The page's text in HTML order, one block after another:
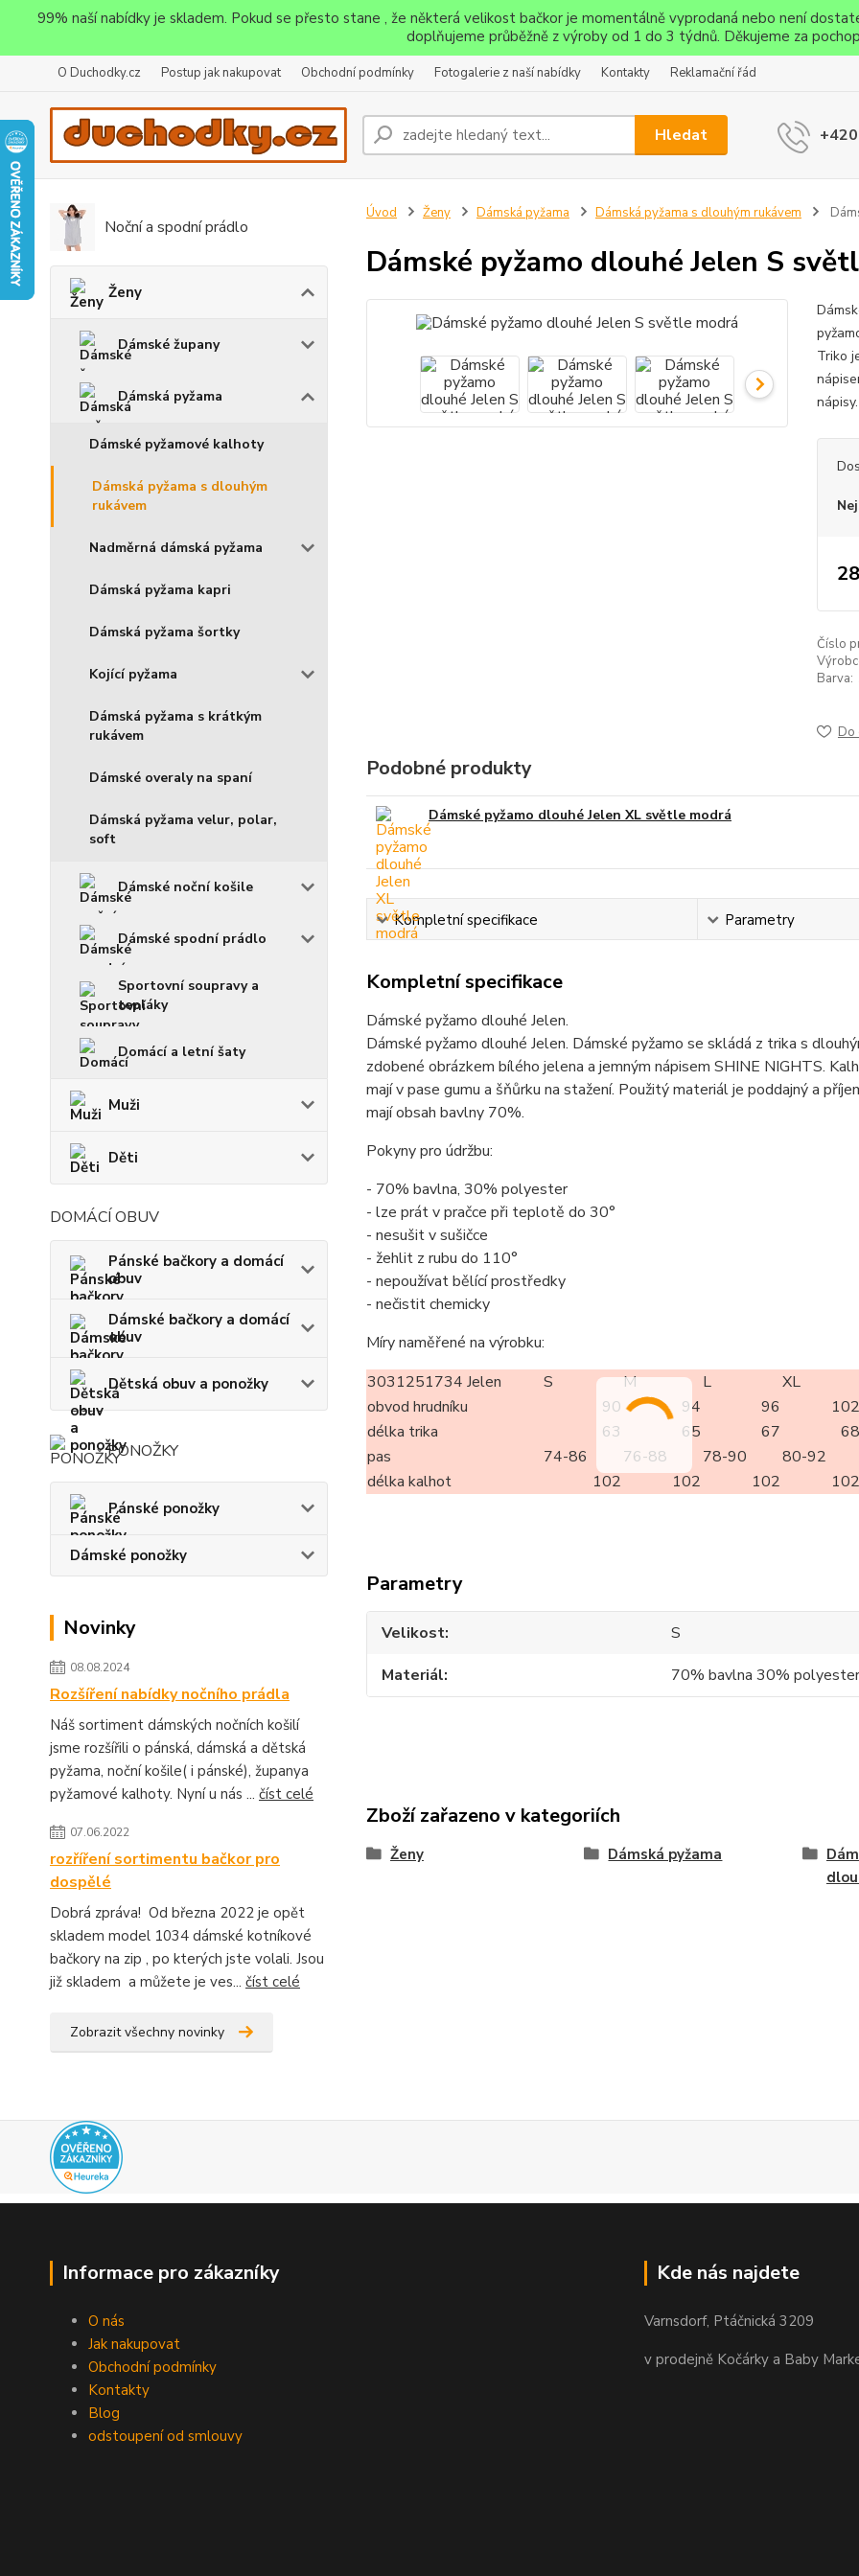
99% naší nabídky je skladem. Pokud se přesto stane , že některá velikost bačkor je momentálně vyprodaná nebo není
doplňujeme průběžně z výroby od 1 do 3 týdnů. Děkujeme za
O Duchodky.cz Postup jak nakupovat Obchodní podmínky Fotogalerie z naší nabídky Kontakty Reklamační řád
Hledat
Noční a spodní prádlo
Ženy
Dámské župany
Dámská pyžama
Dámské pyžamové kalhoty
Dámská pyžama s dlouhým
rukávem
Nadměrná dámská pyžama
Dámská pyžama kapri
Dámská pyžama šortky
Kojící pyžama
Dámská pyžama s krátkým
rukávem
Dámské overaly na spaní
Dámská pyžama velur, polar,
soft
Dámské noční košile
Dámské spodní prádlo
Sportovní soupravy a
tepláky
Domácí a letní šaty
Muži
Děti
DOMÁCÍ OBUV
Pánské bačkory a domácí
obuv
Dámské bačkory a domácí
obuv
Dětská obuv a ponožky
PONOŽKY
Pánské ponožky
Dámské ponožky
Novinky
08.08.2024
Rozšíření nabídky nočního prádla
Náš sortiment dámských nočních košilí
jsme rozšířili o pánská, dámská a dětská
pyžama, noční košile( i pánské), županya
pyžamové kalhoty. Nyní u nás ... číst celé
07.06.2022
rozříření sortimentu bačkor pro
dospělé
Dobrá zpráva! Od března 2022 je opět
skladem model 1034 dámské kotníkové
bačkory na zip , po kterých jste volali. Jsou
již skladem a můžete je ves... číst celé
Zobrazit všechny novinky
Úvod Ženy Dámská pyžama Dámská pyžama s dlouhým rukávem
Dámské pyžamo dlouhé Jelen S
Triko
Číslo
Barva:
Do
Podobné produkty
Dámské pyžamo dlouhé Jelen XL světle modrá
Kompletní specifikace Parametry
Kompletní specifikace
Dámské pyžamo dlouhé Jelen.
Dámské pyžamo dlouhé Jelen. Dámské pyžamo se skládá z trika s
zdobené obrázkem bílého jelena a jemným nápisem SHINE NIGHTS.
mají v pase gumu a šňůrku na stažení. Použitý materiál je poddajný a
mají obsah bavlny 70%.
Pokyny pro údržbu:
- 70% bavlna, 30% polyester
- lze prát v pračce při teplotě do 30°
- nesušit v sušičce
- žehlit z rubu do 110°
- nepoužívat bělící prostředky
- nečistit chemicky
Míry naměřené na výrobku:
3031251734 Jelen
S M L
XL
obvod hrudníku
90 94 96
102
délka trika
63 65 67
68
pas
74-86 76-88 78-90
80-92
délka kalhot
102 102 102 102
Parametry
Velikost
S
Materiál
70% bavlna 30%
Zboží zařazeno v kategoriích
Ženy Dámská pyžama
Informace pro zákazníky
O nás
Jak nakupovat
Obchodní podmínky
Kontakty
Blog
odstoupení od smlouvy
Kde nás najdete
Varnsdorf, Ptáčnická 3209
v prodejně Kočárky a Baby